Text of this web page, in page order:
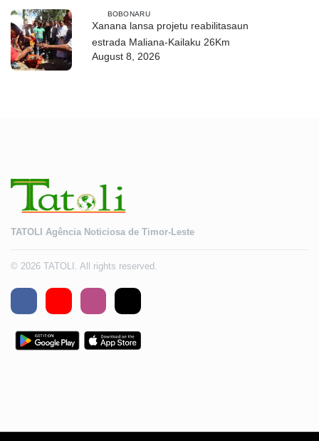
BOBONARU
Xanana lansa projetu reabilitasaun
estrada Maliana-Kailaku 26Km
August 8, 2026
TATOLI Agência Noticiosa de Timor-Leste
© 2026 TATOLI. All rights reserved.